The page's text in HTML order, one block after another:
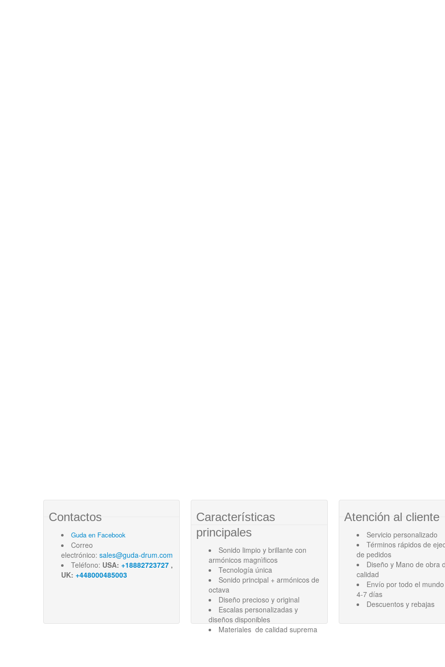
Contactos
Guda en Facebook
Correo
electrónico: sales@guda-drum.com
Teléfono: USA: +18882723727 ,
UK: +448000485003
Características
principales
Sonido limpio y brillante con
armónicos magnìficos
Tecnología única
Sonido principal + armónicos de
octava
Diseño precioso y original
Escalas personalizadas y
diseños disponibles
Materiales de calidad suprema
Atención al cliente
Servicio personalizado
Términos rápidos de
de pedidos
Diseño y Mano de obra
calidad
Envío por todo el
4-7 días
Descuentos y rebajas